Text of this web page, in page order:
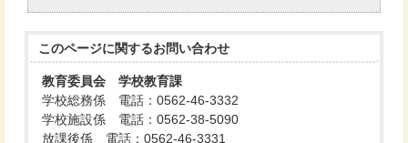
このページに関するお問い合わせ
教育委員会 学校教育課
学校総務係 電話：0562-46-3332
学校施設係 電話：0562-38-5090
放課後係 電話：0562-46-3331